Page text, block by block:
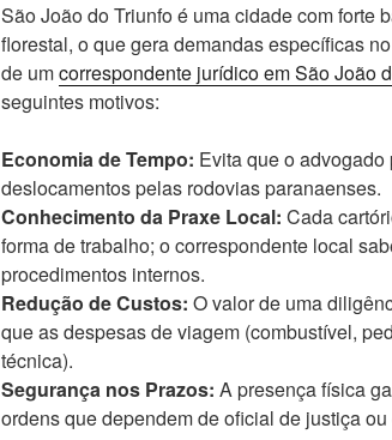
São João do Triunfo é uma cidade com forte
florestal, o que gera demandas específicas
de umcorrespondente jurídico em São João
seguintes motivos:
Economia de Tempo: Evita que o
deslocamentos pelas rodovias paranaenses.
Conhecimento da Praxe Local: Cada
forma de trabalho; o correspondente local
procedimentos internos.
Redução de Custos: O valor de uma
que as despesas de viagem (combustível,
técnica).
Segurança nos Prazos: A presença física
ordens que dependem de oficial de justiça